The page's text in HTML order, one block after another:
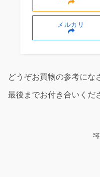
メルカリ
どうぞお買物の参考にな
最後までお付き合いくだ